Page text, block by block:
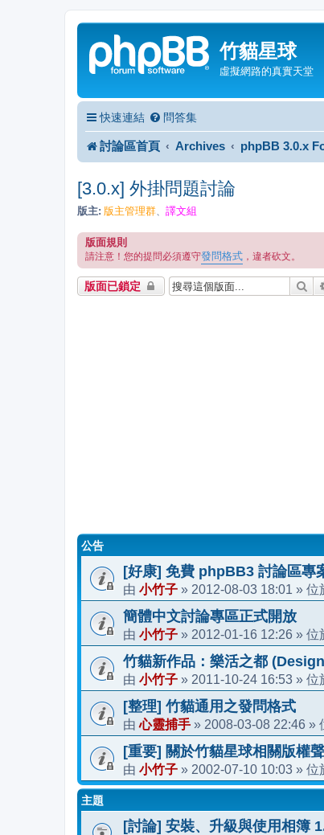
竹貓星球
虛擬網路的真實天堂
快速連結 問答集
討論區首頁 Archives phpBB 3.0.x
[3.0.x] 外掛問題討論
版主: 版主管理群 譯文組
版面規則
請注意！您的提問必須遵守發問格式 ，違者砍文。
版面已鎖定
公告
[好康] 免費 phpBB3 討論區專
由 小竹子 » 2012-08-03 18:01 » 位
簡體中文討論專區正式開放
由 小竹子 » 2012-01-16 12:26 » 位
竹貓新作品：樂活之都
由 小竹子 » 2011-10-24 16:53 » 位
[整理] 竹貓通用之發問格式
由心靈捕手 » 2008-03-08 22:46 »
[重要] 關於竹貓星球相關版權
由 小竹子 » 2002-07-10 10:03 » 位
主題
[討論] 安裝、升級與使用相簿